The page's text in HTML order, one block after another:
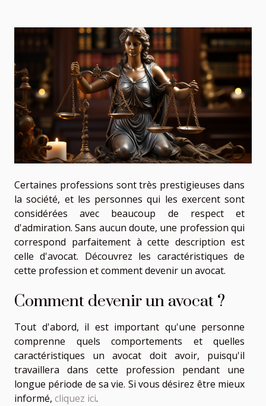
Certaines professions sont très prestigieuses dans
la société, et les personnes qui les exercent sont
considérées avec beaucoup de respect et
d'admiration. Sans aucun doute, une profession qui
correspond parfaitement à cette description est
celle d'avocat. Découvrez les caractéristiques de
cette profession et comment devenir un avocat.
Comment devenir un avocat ?
Tout d'abord, il est important qu'une personne
comprenne quels comportements et quelles
caractéristiques un avocat doit avoir, puisqu'il
travaillera dans cette profession pendant une
longue période de sa vie. Si vous désirez être mieux
informé, cliquez ici.